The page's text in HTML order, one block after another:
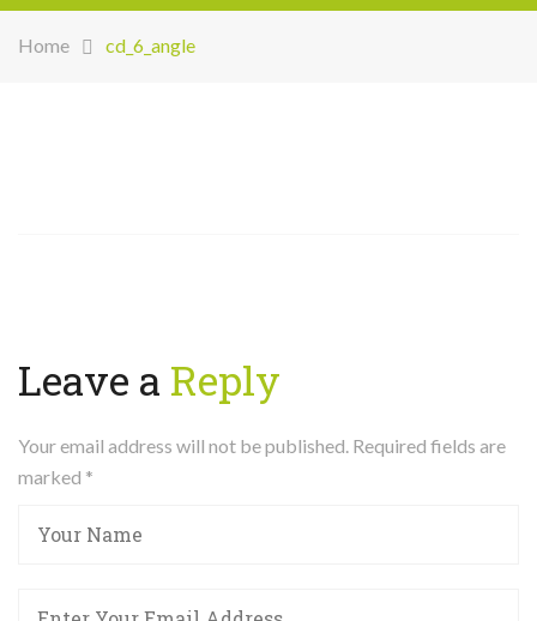
Home cd_6_angle
Leave a Reply
Your email address will not be published. Required fields are
marked *